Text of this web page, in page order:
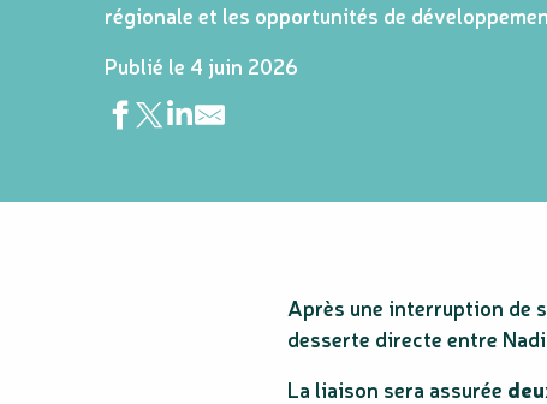
régionale et les opportunités de
Publié le 4 juin 2026
Après une interruption de
desserte directe entre
La liaison sera assurée